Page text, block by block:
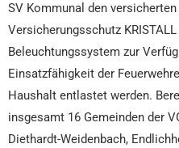
SV Kommunal den
Versicherungsschutz
Beleuchtungssystem zur
Einsatzfähigkeit der
Haushalt entlastet werden.
insgesamt 16 Gemeinden der
Diethardt-Weidenbach,